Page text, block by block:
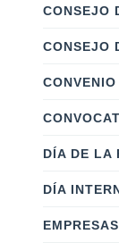
CONSEJO
CONSEJO
CONVENIO
DÍA DE LA
DÍA